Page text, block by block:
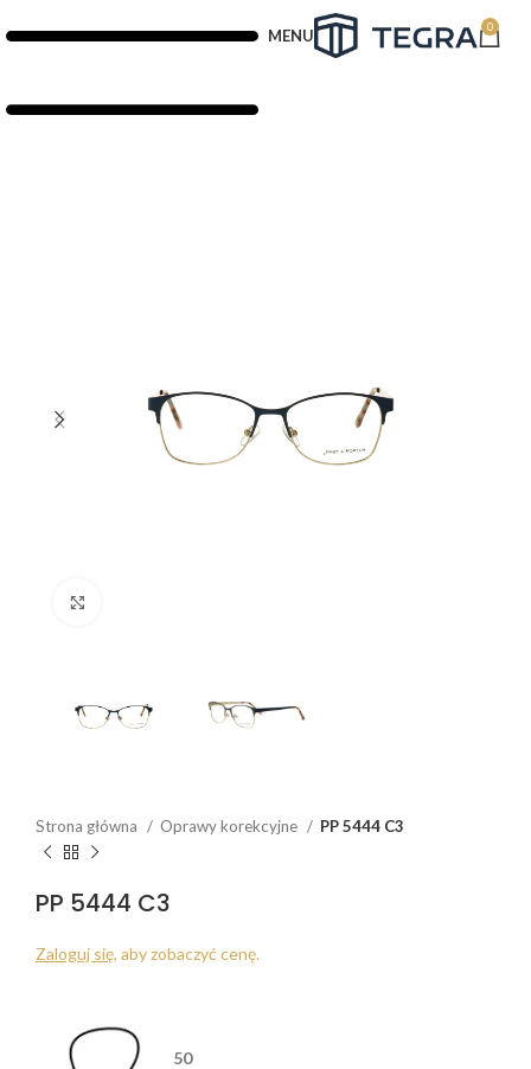
MENU 0
Strona główna Oprawy korekcyjne PP 5444 C3
PP 5444 C3
Zaloguj się, aby zobaczyć cenę.
50